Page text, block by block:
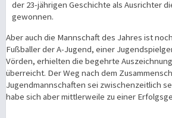
der 23-jährigen Geschichte als Ausrichter
gewonnen.
Aber auch die Mannschaft des Jahres ist
Fußballer der A-Jugend, einer
Vörden, erhielten die begehrte
überreicht. Der Weg nach dem
Jugendmannschaften sei zwischenzeitlich
habe sich aber mittlerweile zu einer